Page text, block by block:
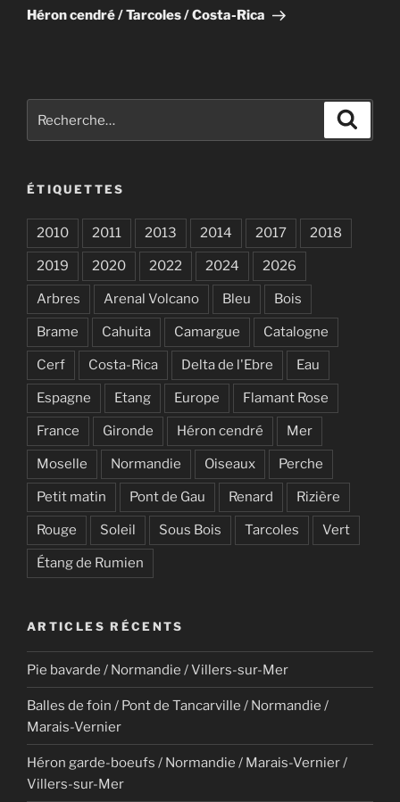
suivant
Héron cendré / Tarcoles / Costa-Rica
ÉTIQUETTES
2010 2011 2013 2014 2017 2018
2019 2020 2022 2024 2026
Arbres Arenal Volcano Bleu Bois
Brame Cahuita Camargue Catalogne
Cerf Costa-Rica Delta de l'Ebre Eau
Espagne Etang Europe Flamant Rose
France Gironde Héron cendré Mer
Moselle Normandie Oiseaux Perche
Petit matin Pont de Gau Renard Rizière
Rouge Soleil Sous Bois Tarcoles Vert
Étang de Rumien
ARTICLES RÉCENTS
Pie bavarde / Normandie / Villers-sur-Mer
Balles de foin / Pont de Tancarville / Normandie /
Marais-Vernier
Héron garde-boeufs / Normandie / Marais-Vernier /
Villers-sur-Mer